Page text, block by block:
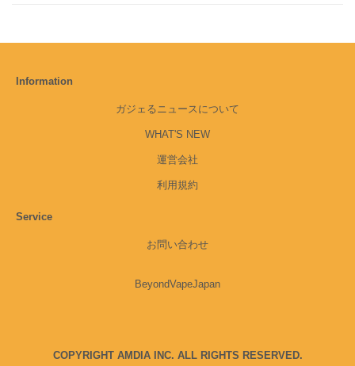
Information
ガジェるニュースについて
WHAT'S NEW
運営会社
利用規約
Service
お問い合わせ
BeyondVapeJapan
COPYRIGHT AMDIA INC. ALL RIGHTS RESERVED.